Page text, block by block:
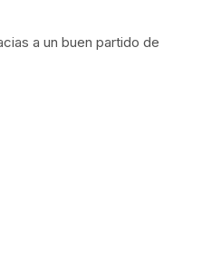
a un buen partido de